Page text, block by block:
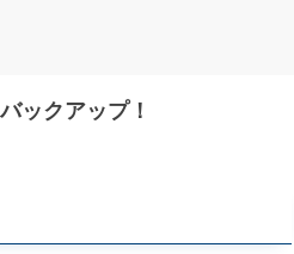
ックアップ！